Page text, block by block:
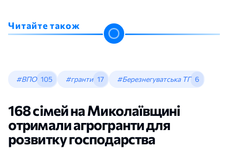
Читайте також
#ВПО 105 #гранти 17 #Березнегуватська ТГ 6
168 сімей на Миколаївщині
отримали агрогранти для
розвитку господарства